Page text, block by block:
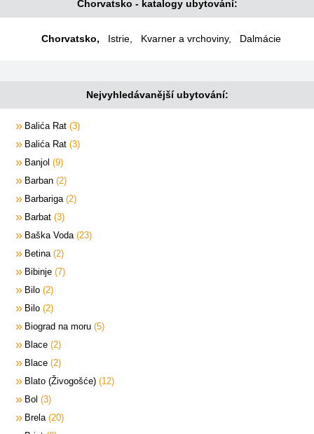
Chorvatsko - katalogy ubytování:
Chorvatsko, Istrie, Kvarner a vrchoviny, Dalmácie
Nejvyhledávanější ubytování:
Balića Rat 3
Balića Rat 3
Banjol
9
Barban 2
Barbariga 2
Barbat 3
Baška Voda 23
Betina 2
Bibinje 7
Bilo 2
Bilo 2
Biograd na moru 5
Blace 2
Blace 2
Blato (Živogošće) 12
Bol
3
Brela 20